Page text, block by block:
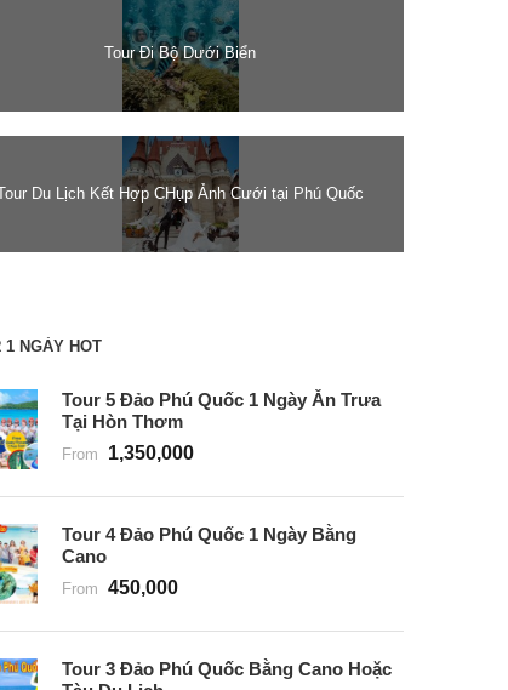
Tour Đi Bộ Dưới Biển
Du Lịch Kết Hợp CHụp Ảnh Cưới tại Phú Quốc
1 NGÀY HOT
Tour 5 Đảo Phú Quốc 1 Ngày Ăn Trưa
Tại Hòn Thơm
From 1,350,000
Tour 4 Đảo Phú Quốc 1 Ngày Bằng
Cano
From 450,000
Tour 3 Đảo Phú Quốc Bằng Cano Hoặc